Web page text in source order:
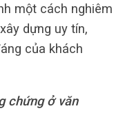
một cách nghiêm
dựng uy tín,
của khách
chứng ở văn